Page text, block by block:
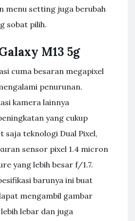
menu setting juga berubah
sobat pilih.
M13 5g
cuma besaran megapixel
penurunan.
kamera lainnya
yang cukup
saja teknologi Dual Pixel,
sensor pixel 1.4 micron
yang lebih besar f/1.7.
barunya ini buat
mengambil gambar
lebar dan juga